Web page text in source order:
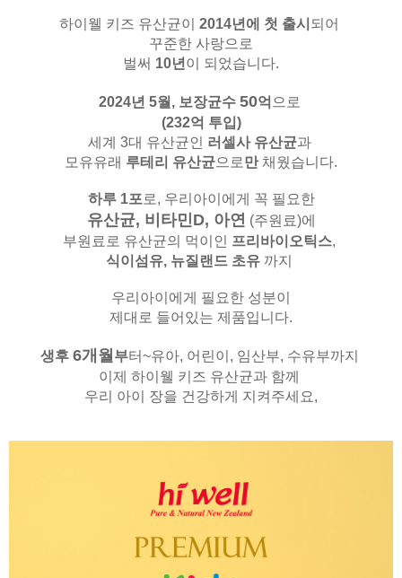
하이웰 키즈 유산균이 2014년에 첫 출시 되어
꾸준한 사랑으로
벌써 10년 이 되었습니다.
2024년 5월, 보장균수 50억 으로
(232억 투입)
세계 3대 유산균인
러셀사 유산균과
모유유래 루테리 유산균으로만채웠습니다.
하루 1포 로, 우리아이에게 꼭 필요한
유산균, 비타민D, 아연 (주원료)에
부원료로 유산균의 먹이인 프리바이오틱스,
식이섬유, 뉴질랜드 초유 까지
우리아이에게 필요한 성분이
제대로 들어있는 제품입니다.
생후 6개월 부터~유아, 어린이, 임산부, 수유부까지
이제 하이웰 키즈 유산균과 함께
우리 아이 장을 건강하게 지켜주세요,